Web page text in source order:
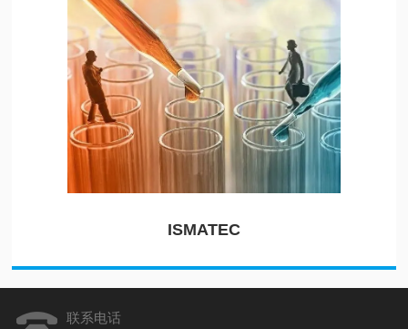
ISMATEC
联系电话